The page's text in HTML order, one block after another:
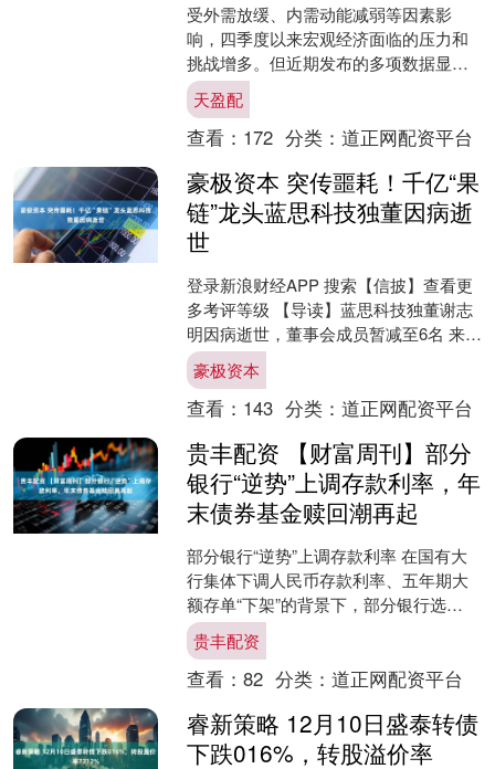
受外需放缓、内需动能减弱等因素影
响，四季度以来宏观经济面临的压力和
挑战增多。但近期发布的多项数据显
示，经济运行的积极因素也在不断集
聚，完成全年经济增长目标仍具备....
天盈配
查看： 172 分类： 道正网配资平台
豪极资本 突传噩耗！千亿“果
链”龙头蓝思科技独董因病逝
世
登录新浪财经APP 搜索【信披】查看更
多考评等级 【导读】蓝思科技独董谢志
明因病逝世，董事会成员暂减至6名 来
源：中国基金报 记者 忆山 12月1日，蓝
思科技发....
豪极资本
查看： 143 分类： 道正网配资平台
贵丰配资 【财富周刊】部分
银行“逆势”上调存款利率，年
末债券基金赎回潮再起
部分银行“逆势”上调存款利率 在国有大
行集体下调人民币存款利率、五年期大
额存单“下架”的背景下，部分银行选
择“逆势”上调存款利率。 12月5日，据中
国证券报报道....
贵丰配资
查看： 82 分类： 道正网配资平台
睿新策略 12月10日盛泰转债
下跌016%，转股溢价率